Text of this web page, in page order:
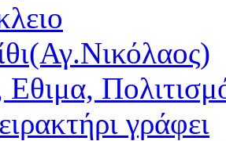
γράφει